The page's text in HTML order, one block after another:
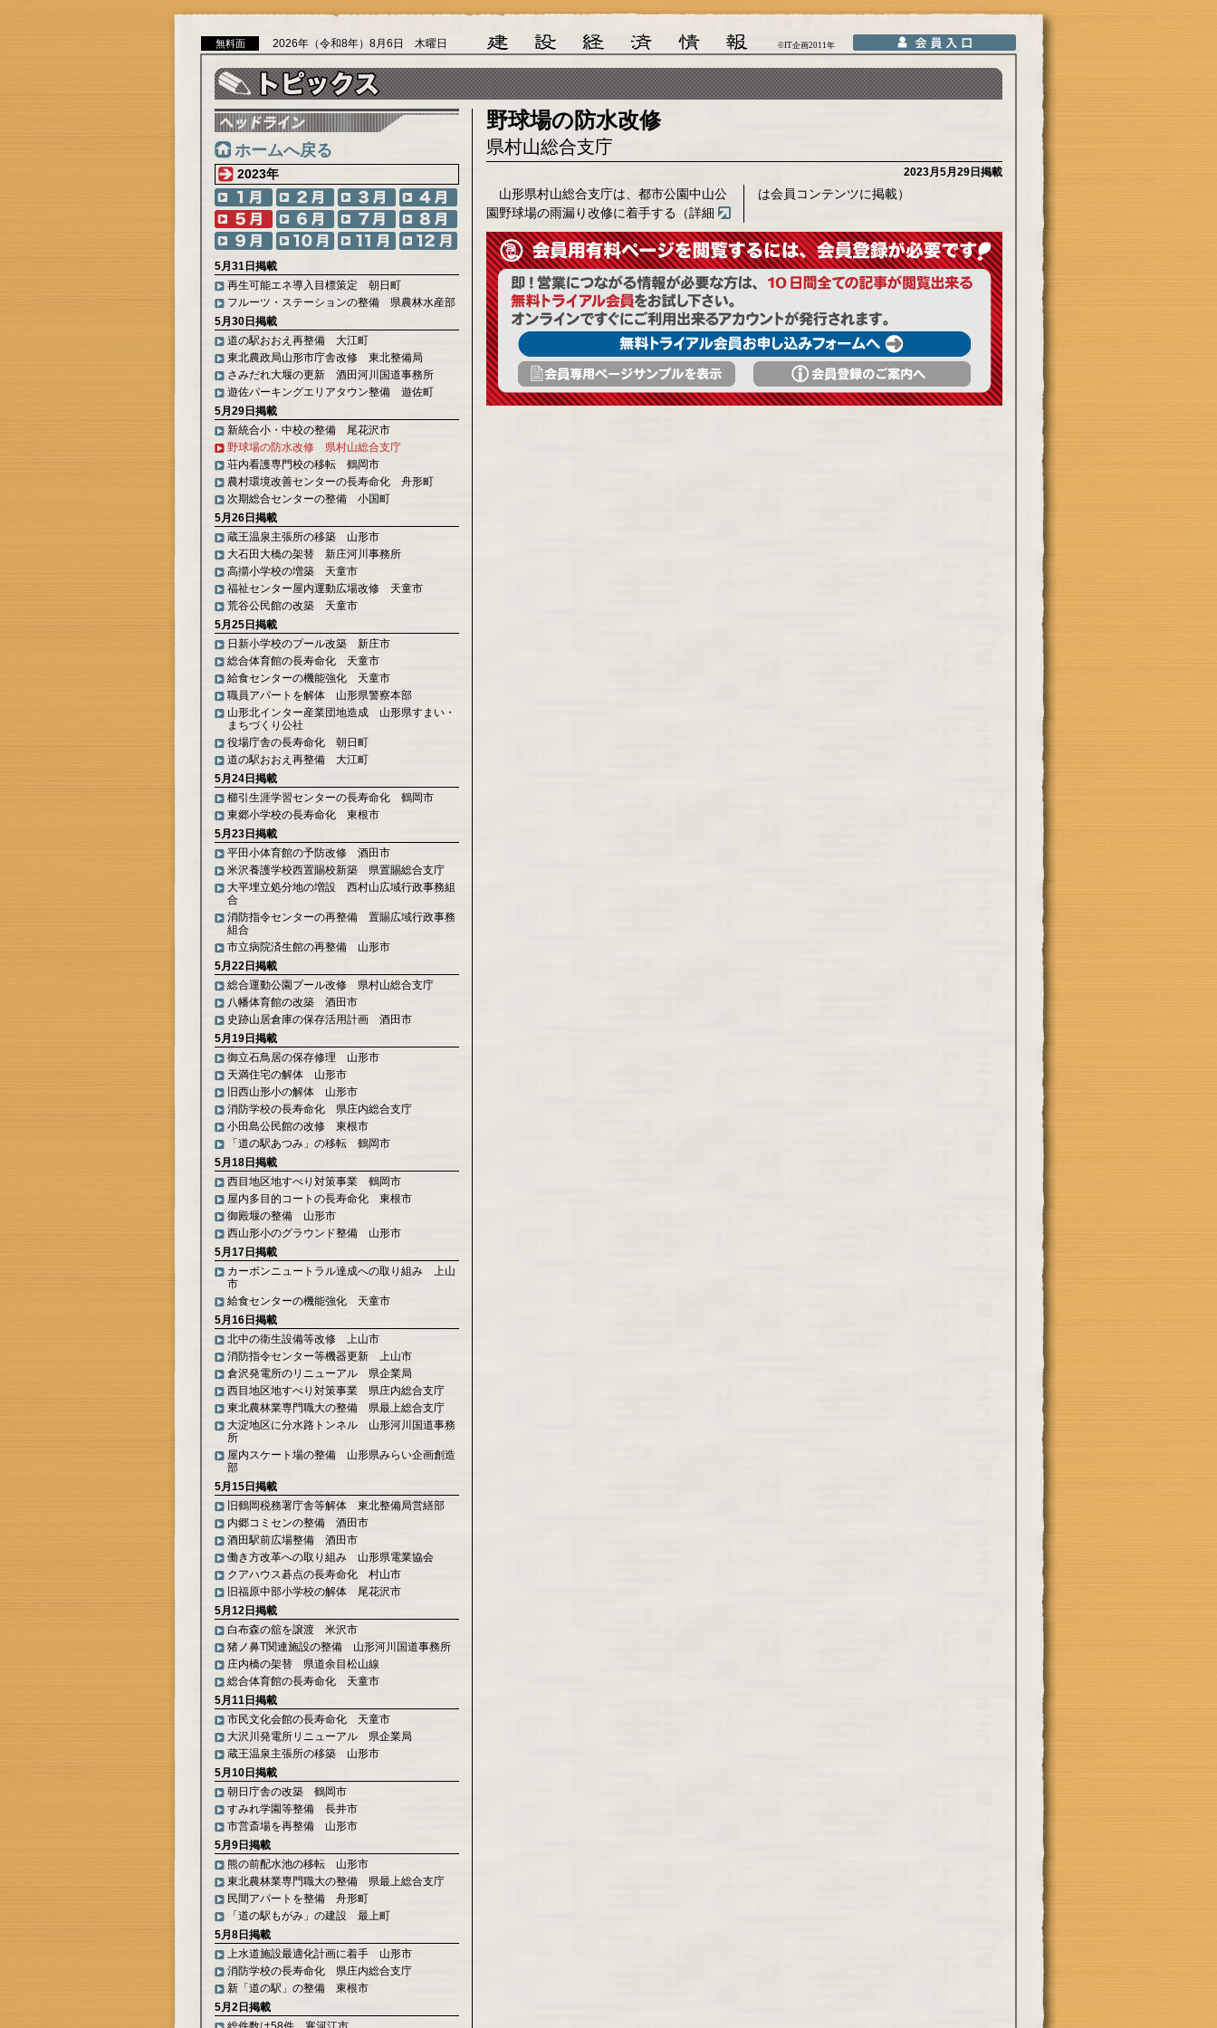
無料面 2026年（令和8年）8月6日 木曜日 ©IT企画2011年
ホームへ戻る
2023年
5月31日掲載
再生可能エネ導入目標策定 朝日町
フルーツ・ステーションの整備 県農林水産部
5月30日掲載
道の駅おおえ再整備 大江町
東北農政局山形市庁舎改修 東北整備局
さみだれ大堰の更新 酒田河川国道事務所
遊佐パーキングエリアタウン整備 遊佐町
5月29日掲載
新統合小・中校の整備 尾花沢市
野球場の防水改修 県村山総合支庁
荘内看護専門校の移転 鶴岡市
農村環境改善センターの長寿命化 舟形町
次期総合センターの整備 小国町
5月26日掲載
蔵王温泉主張所の移築 山形市
大石田大橋の架替 新庄河川事務所
高擶小学校の増築 天童市
福祉センター屋内運動広場改修 天童市
荒谷公民館の改築 天童市
5月25日掲載
日新小学校のプール改築 新庄市
総合体育館の長寿命化 天童市
給食センターの機能強化 天童市
職員アパートを解体 山形県警察本部
山形北インター産業団地造成 山形県すまい・
まちづくり公社
役場庁舎の長寿命化 朝日町
道の駅おおえ再整備 大江町
5月24日掲載
櫛引生涯学習センターの長寿命化 鶴岡市
東郷小学校の長寿命化 東根市
5月23日掲載
平田小体育館の予防改修 酒田市
米沢養護学校西置賜校新築 県置賜総合支庁
大平埋立処分地の増設 西村山広域行政事務組
合
消防指令センターの再整備 置賜広域行政事務
組合
市立病院済生館の再整備 山形市
5月22日掲載
総合運動公園プール改修 県村山総合支庁
八幡体育館の改築 酒田市
史跡山居倉庫の保存活用計画 酒田市
5月19日掲載
御立石鳥居の保存修理 山形市
天満住宅の解体 山形市
旧西山形小の解体 山形市
消防学校の長寿命化 県庄内総合支庁
小田島公民館の改修 東根市
「道の駅あつみ」の移転 鶴岡市
5月18日掲載
西目地区地すべり対策事業 鶴岡市
屋内多目的コートの長寿命化 東根市
御殿堰の整備 山形市
西山形小のグラウンド整備 山形市
5月17日掲載
カーボンニュートラル達成への取り組み 上山
市
給食センターの機能強化 天童市
5月16日掲載
北中の衛生設備等改修 上山市
消防指令センター等機器更新 上山市
倉沢発電所のリニューアル 県企業局
西目地区地すべり対策事業 県庄内総合支庁
東北農林業専門職大の整備 県最上総合支庁
大淀地区に分水路トンネル 山形河川国道事務
所
屋内スケート場の整備 山形県みらい企画創造
部
5月15日掲載
旧鶴岡税務署庁舎等解体 東北整備局営繕部
内郷コミセンの整備 酒田市
酒田駅前広場整備 酒田市
働き方改革への取り組み 山形県電業協会
クアハウス碁点の長寿命化 村山市
旧福原中部小学校の解体 尾花沢市
5月12日掲載
白布森の舘を譲渡 米沢市
猪ノ鼻T関連施設の整備 山形河川国道事務所
庄内橋の架替 県道余目松山線
総合体育館の長寿命化 天童市
5月11日掲載
市民文化会館の長寿命化 天童市
大沢川発電所リニューアル 県企業局
蔵王温泉主張所の移築 山形市
5月10日掲載
朝日庁舎の改築 鶴岡市
すみれ学園等整備 長井市
市営斎場を再整備 山形市
5月9日掲載
熊の前配水池の移転 山形市
東北農林業専門職大の整備 県最上総合支庁
民間アパートを整備 舟形町
「道の駅もがみ」の建設 最上町
5月8日掲載
上水道施設最適化計画に着手 山形市
消防学校の長寿命化 県庄内総合支庁
新「道の駅」の整備 東根市
5月2日掲載
野球場の防水改修
県村山総合支庁
2023月5月29日掲載
山形県村山総合支庁は、都市公園中山公
園野球場の雨漏り改修に着手する（詳細
は会員コンテンツに掲載）